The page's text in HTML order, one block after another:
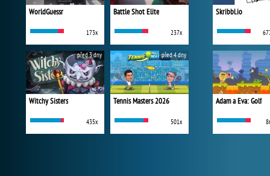
WorldGuessr
173x
Battle Shot Elite
237x
Witchy Sisters
435x
před 3 dny
Tennis Masters 2026
501x
před 4 dny
Skribbl.io
Adam a Eva: Golf